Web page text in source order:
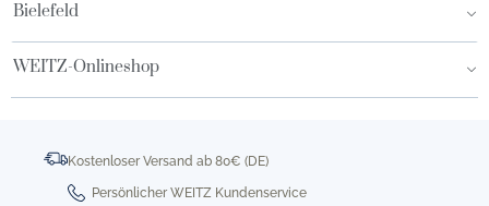
Bielefeld
WEITZ-Onlineshop
Kostenloser Versand ab 80€ (DE)
Persönlicher WEITZ Kundenservice